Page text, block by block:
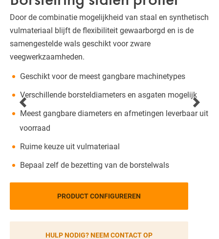
Door de combinatie mogelijkheid van staal en synthetisch
vulmateriaal blijft de flexibiliteit gewaarborgd en is de
samengestelde wals geschikt voor zware
veegwerkzaamheden.
Geschikt voor de meest gangbare machinetypes
Verschillende borsteldiameters en asgaten mogelijk
Meest gangbare diameters en afmetingen leverbaar uit
voorraad
Ruime keuze uit vulmateriaal
Bepaal zelf de bezetting van de borstelwals
PRODUCT CONFIGUREREN
HULP NODIG? NEEM CONTACT OP